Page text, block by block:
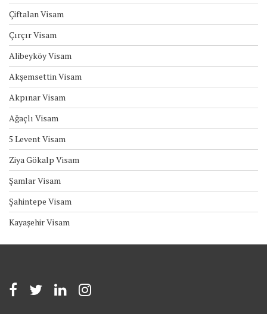
Çiftalan Visam
Çırçır Visam
Alibeyköy Visam
Akşemsettin Visam
Akpınar Visam
Ağaçlı Visam
5 Levent Visam
Ziya Gökalp Visam
Şamlar Visam
Şahintepe Visam
Kayaşehir Visam